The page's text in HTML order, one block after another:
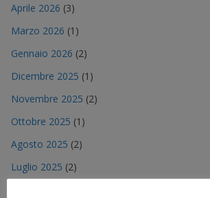
Aprile 2026 (3)
Marzo 2026 (1)
Gennaio 2026 (2)
Dicembre 2025 (1)
Novembre 2025 (2)
Ottobre 2025 (1)
Agosto 2025 (2)
Luglio 2025 (2)